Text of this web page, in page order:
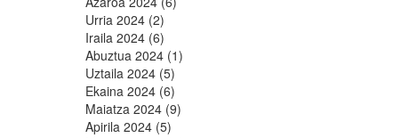
Urria 2024 (2)
Iraila 2024 (6)
Abuztua 2024 (1)
Uztaila 2024 (5)
Ekaina 2024 (6)
Maiatza 2024 (9)
Apirila 2024 (5)